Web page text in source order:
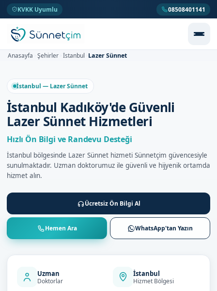
KVKK Uyumlu 08508401141
Anasayfa Şehirler İstanbul Lazer Sünnet
İstanbul — Lazer Sünnet
İstanbul Kadıköy'de Güvenli
Lazer Sünnet Hizmetleri
Hızlı Ön Bilgi ve Randevu Desteği
İstanbul bölgesinde Lazer Sünnet hizmeti Sünnetçim güvencesiyle
sunulmaktadır. Uzman doktorumuz ile güvenli ve hijyenik ortamda
hizmet alın.
Ücretsiz Ön Bilgi Al
Hemen Ara WhatsApp'tan Yazın
Uzman
Doktorlar
İstanbul
Hizmet Bölgesi